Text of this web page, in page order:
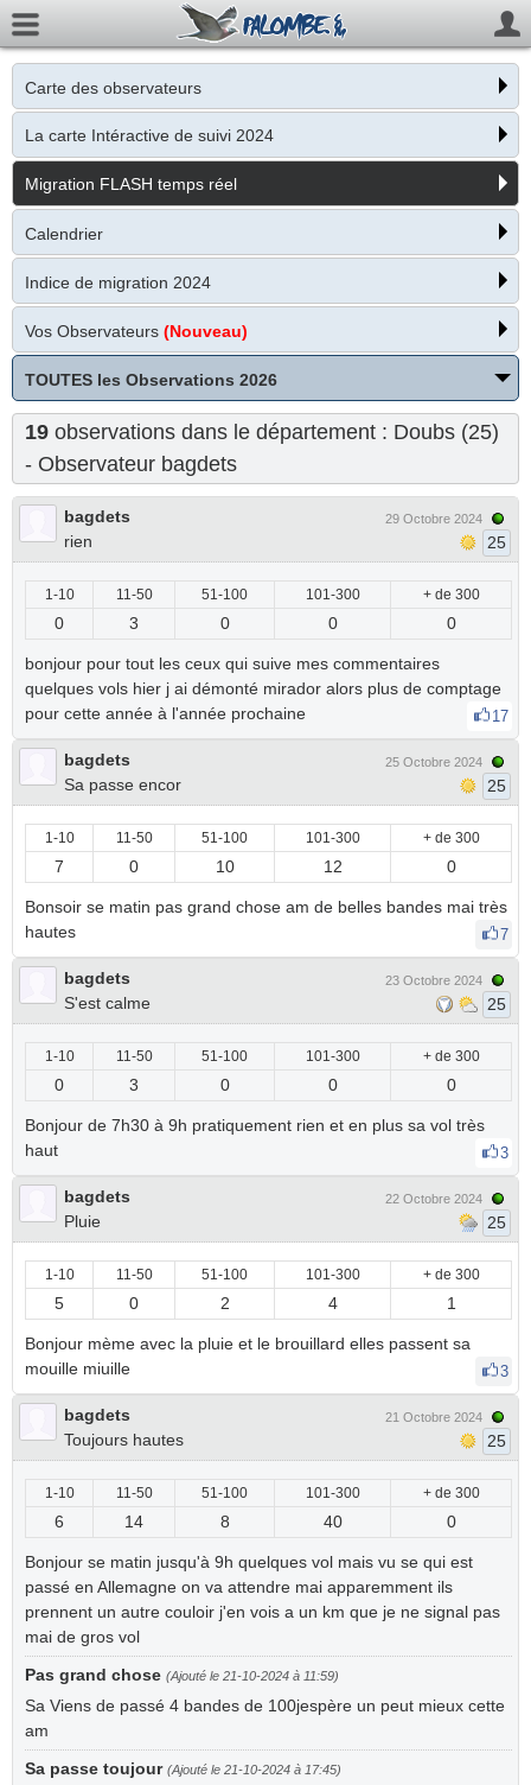
Carte des observateurs
La carte Intéractive de suivi 2024
Migration FLASH temps réel
Calendrier
Indice de migration 2024
Vos Observateurs (Nouveau)
TOUTES les Observations 2026
19 observations dans le département : Doubs (25)
- Observateur bagdets
bagdets
rien
29 Octobre 2024
25
1-10 11-50 51-100 101-300 + de 300
0 3 0 0 0
bonjour pour tout les ceux qui suive mes commentaires
quelques vols hier j ai démonté mirador alors plus de comptage
pour cette année à l'année prochaine
17
bagdets
Sa passe encor
25 Octobre 2024
25
1-10 11-50 51-100 101-300 + de 300
7 0 10 12 0
Bonsoir se matin pas grand chose am de belles bandes mai très
hautes
7
bagdets
S'est calme
23 Octobre 2024
25
1-10 11-50 51-100 101-300 + de 300
0 3 0 0 0
Bonjour de 7h30 à 9h pratiquement rien et en plus sa vol très
haut
3
bagdets
Pluie
22 Octobre 2024
25
1-10 11-50 51-100 101-300 + de 300
5 0 2 4 1
Bonjour mème avec la pluie et le brouillard elles passent sa
mouille miuille
3
bagdets
Toujours hautes
21 Octobre 2024
25
1-10 11-50 51-100 101-300 + de 300
6 14 8 40 0
Bonjour se matin jusqu'à 9h quelques vol mais vu se qui est
passé en Allemagne on va attendre mai apparemment ils
prennent un autre couloir j'en vois a un km que je ne signal pas
mai de gros vol
Pas grand chose (Ajouté le 21-10-2024 à 11:59)
Sa Viens de passé 4 bandes de 100jespère un peut mieux cette
am
Sa passe toujour (Ajouté le 21-10-2024 à 17:45)